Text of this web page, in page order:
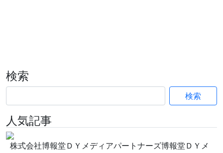
検索
検索
人気記事
株式会社博報堂ＤＹメディアパートナーズ博報堂ＤＹメ